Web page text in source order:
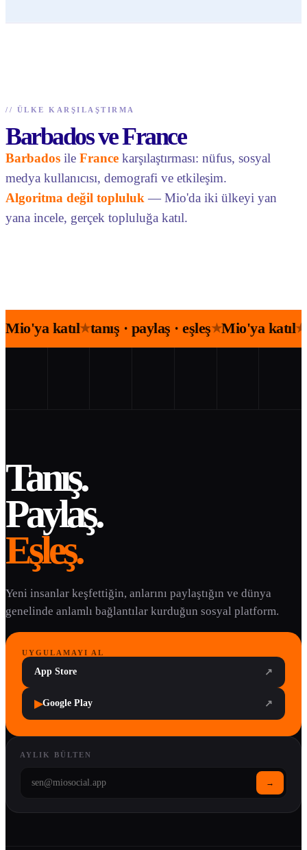
// ÜLKE KARŞILAŞTIRMA
Barbados ve France
Barbados ile France karşılaştırması: nüfus, sosyal
medya kullanıcısı, demografi ve etkileşim.
Algoritma değil topluluk — Mio'da iki ülkeyi yan
yana incele, gerçek topluluğa katıl.
Mio'ya katıl★tanış · paylaş · eşleş★Mio'ya katıl★
Tanış.
Paylaş.
Eşleş.
Yeni insanlar keşfettiğin, anlarını paylaştığın ve dünya
genelinde anlamlı bağlantılar kurduğun sosyal platform.
UYGULAMAYI AL
App Store ↗
▶Google Play ↗
AYLIK BÜLTEN
→